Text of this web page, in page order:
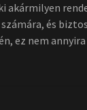
akármilyen
és
ez nem